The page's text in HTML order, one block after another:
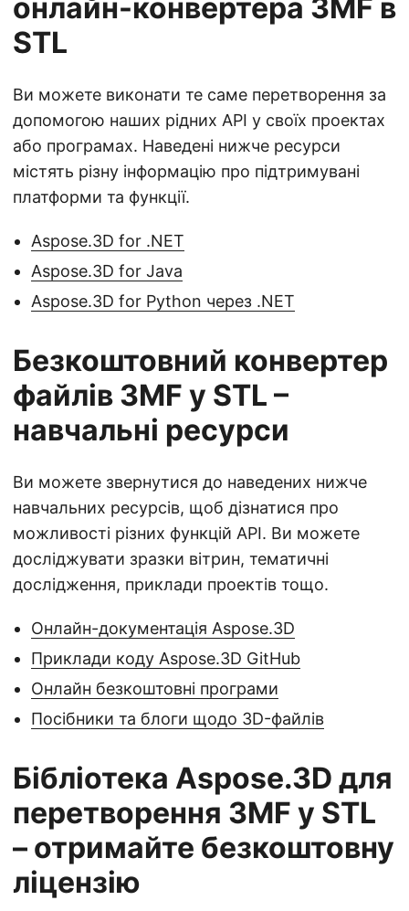
онлайн-конвертера 3MF в
STL
Ви можете виконати те саме перетворення за
допомогою наших рідних API у своїх проектах
або програмах. Наведені нижче ресурси
містять різну інформацію про підтримувані
платформи та функції.
Aspose.3D for .NET
Aspose.3D for Java
Aspose.3D for Python через .NET
Безкоштовний конвертер
файлів 3MF у STL –
навчальні ресурси
Ви можете звернутися до наведених нижче
навчальних ресурсів, щоб дізнатися про
можливості різних функцій API. Ви можете
досліджувати зразки вітрин, тематичні
дослідження, приклади проектів тощо.
Онлайн-документація Aspose.3D
Приклади коду Aspose.3D GitHub
Онлайн безкоштовні програми
Посібники та блоги щодо 3D-файлів
Бібліотека Aspose.3D для
перетворення 3MF у STL
– отримайте безкоштовну
ліцензію